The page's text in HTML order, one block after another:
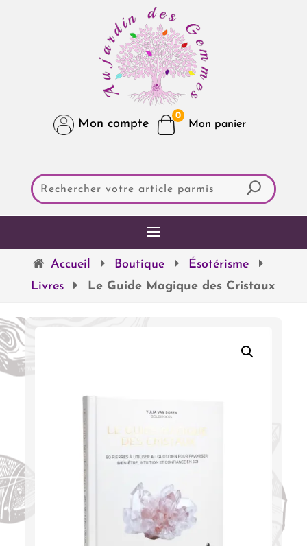
Mon compte
0
Accueil Boutique
Ésotérisme
Livres
Le Guide Magique des Cristaux